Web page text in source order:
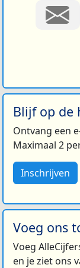
Blijf op de
Ontvang een
Maximaal 2
Inschrijven
Voeg ons
Voeg
en je ziet ons